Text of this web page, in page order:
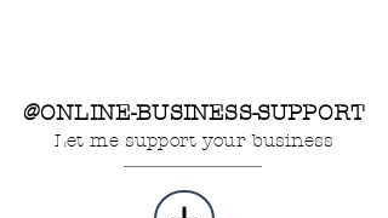
@ONLINE-BUSINESS-SUPPORT
Let me support your business